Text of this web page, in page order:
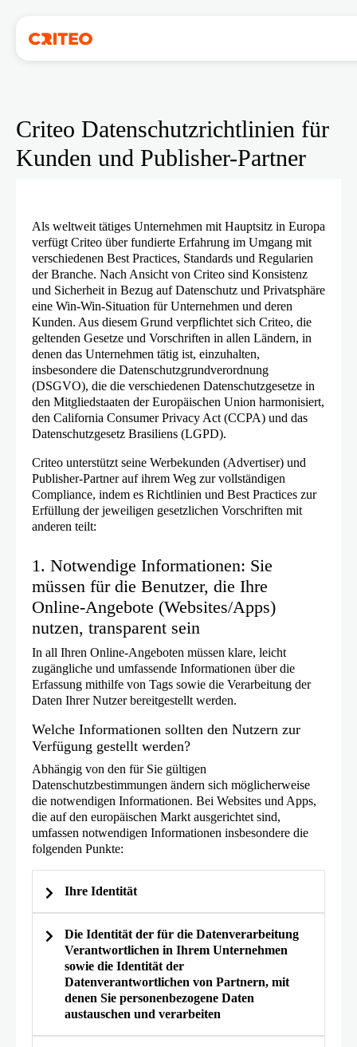
Criteo Datenschutzrichtlinien für
Kunden und Publisher-Partner
Als weltweit tätiges Unternehmen mit Hauptsitz in Europa
verfügt Criteo über fundierte Erfahrung im Umgang mit
verschiedenen Best Practices, Standards und Regularien
der Branche. Nach Ansicht von Criteo sind Konsistenz
und Sicherheit in Bezug auf Datenschutz und Privatsphäre
eine Win-Win-Situation für Unternehmen und deren
Kunden. Aus diesem Grund verpflichtet sich Criteo, die
geltenden Gesetze und Vorschriften in allen Ländern, in
denen das Unternehmen tätig ist, einzuhalten,
insbesondere die Datenschutzgrundverordnung
(DSGVO), die die verschiedenen Datenschutzgesetze in
den Mitgliedstaaten der Europäischen Union harmonisiert,
den California Consumer Privacy Act (CCPA) und das
Datenschutzgesetz Brasiliens (LGPD).
Criteo unterstützt seine Werbekunden (Advertiser) und
Publisher-Partner auf ihrem Weg zur vollständigen
Compliance, indem es Richtlinien und Best Practices zur
Erfüllung der jeweiligen gesetzlichen Vorschriften mit
anderen teilt:
1. Notwendige Informationen: Sie
müssen für die Benutzer, die Ihre
Online-Angebote (Websites/Apps)
nutzen, transparent sein
In all Ihren Online-Angeboten müssen klare, leicht
zugängliche und umfassende Informationen über die
Erfassung mithilfe von Tags sowie die Verarbeitung der
Daten Ihrer Nutzer bereitgestellt werden.
Welche Informationen sollten den Nutzern zur
Verfügung gestellt werden?
Abhängig von den für Sie gültigen
Datenschutzbestimmungen ändern sich möglicherweise
die notwendigen Informationen. Bei Websites und Apps,
die auf den europäischen Markt ausgerichtet sind,
umfassen notwendigen Informationen insbesondere die
folgenden Punkte:
Ihre Identität
Die Identität der für die Datenverarbeitung
Verantwortlichen in Ihrem Unternehmen
sowie die Identität der
Datenverantwortlichen von Partnern, mit
denen Sie personenbezogene Daten
austauschen und verarbeiten